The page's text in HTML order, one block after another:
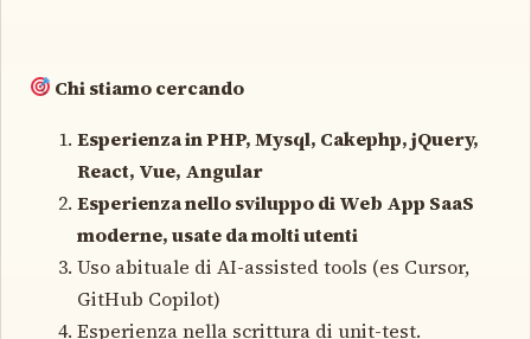
Chi stiamo cercando
Esperienza in PHP, Mysql, Cakephp,jQuery,
React, Vue, Angular
Esperienza nello sviluppo di Web App SaaS
moderne, usate da molti utenti
Uso abituale di AI-assisted tools (es Cursor,
GitHub Copilot)
Esperienza nella scrittura di unit-test.